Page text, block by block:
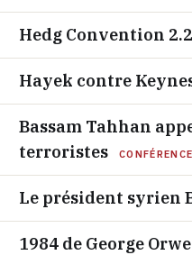
Hedg Convention
Hayek contre
Bassam Tahhan
terroristes
CONFÉRENCE
Le président syrien
1984 de George